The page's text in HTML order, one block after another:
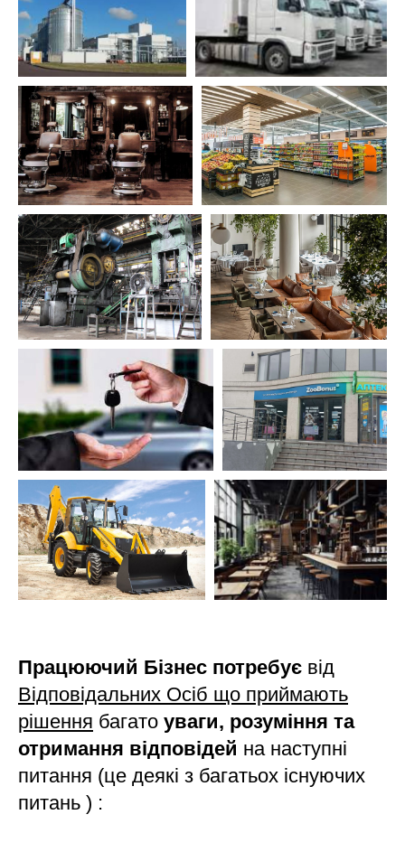
Працюючий Бізнес потребує від
Відповідальних Осіб що приймають
рішення багато уваги, розуміння та
отримання відповідей на наступні
питання (це деякі з багатьох існуючих
питань ) :